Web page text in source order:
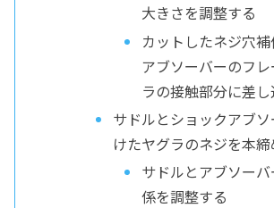
大きさを調整する
カットしたネジ穴
アブソーバーのフ
ラの接触部分に差
サドルとショックアブ
けたヤグラのネジを本締
サドルとアブソー
係を調整する